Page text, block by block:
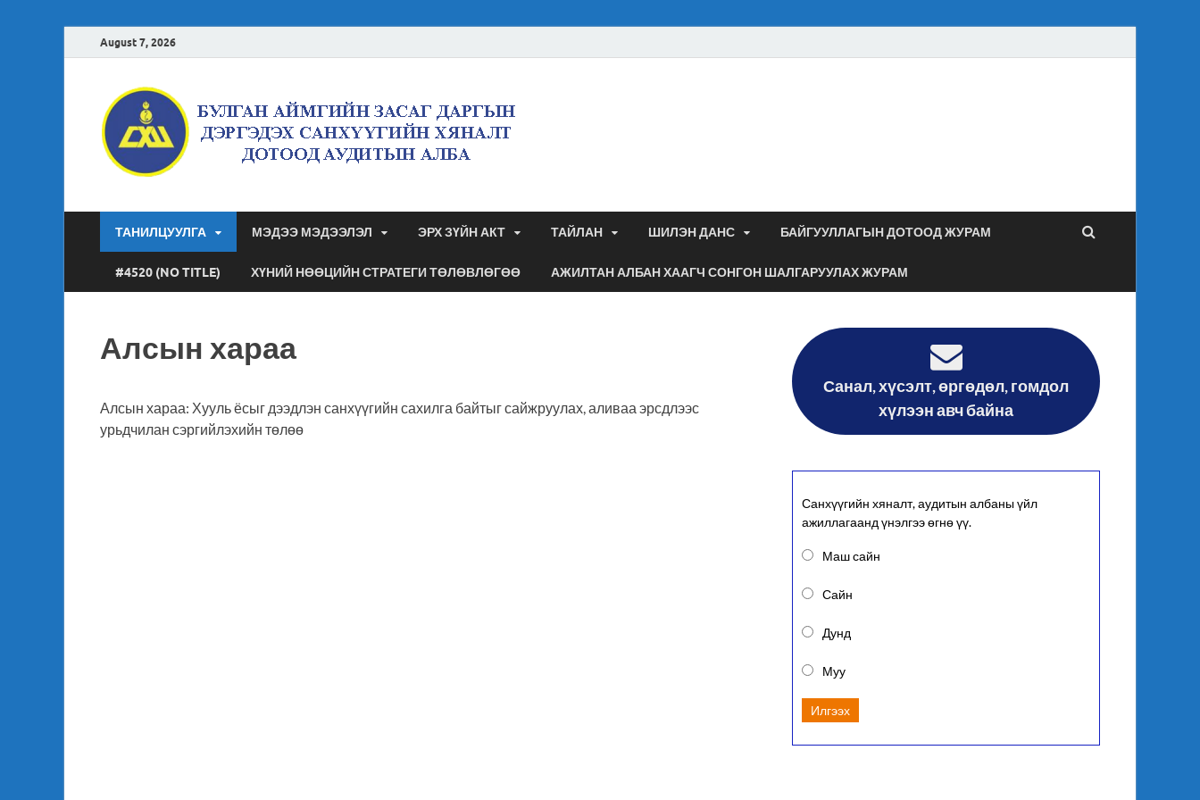
August 7, 2026
аудитын алба
ТАНИЛЦУУЛГА МЭДЭЭ МЭДЭЭЛЭЛ ЭРХ ЗҮЙН АКТ ТАЙЛАН ШИЛЭН ДАНС БАЙГУУЛЛАГЫН ДОТООД ЖУРАМ
#4520 (NO TITLE) ХҮНИЙ НӨӨЦИЙН СТРАТЕГИ ТӨЛӨВЛӨГӨӨ АЖИЛТАН АЛБАН ХААГЧ СОНГОН ШАЛГАРУУЛАХ ЖУРАМ
Алсын хараа
Алсын хараа: Хууль ёсыг дээдлэн санхүүгийн сахилга байтыг сайжруулах, аливаа эрсдлээс
урьдчилан сэргийлэхийн төлөө
Санал, хүсэлт, өргөдөл, гомдол
хүлээн авч байна
Санхүүгийн хяналт, аудитын албаны үйл
ажиллагаанд үнэлгээ өгнө үү.
Маш сайн
Сайн
Дунд
Муу
Илгээх